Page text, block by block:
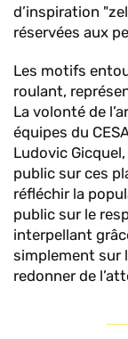
d’inspiration
réservées aux
Les motifs
roulant,
La volonté de
équipes du
Ludovic
public sur ces
réfléchir la
public sur le
interpellant
simplement sur
redonner de